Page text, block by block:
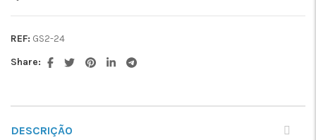
REF: GS2-24
Share:
DESCRIÇÃO